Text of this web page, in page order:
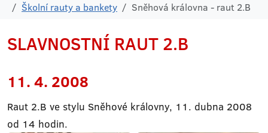
Školní rauty a bankety
Sněhová královna - raut 2.B
SLAVNOSTNÍ RAUT 2.B
11. 4. 2008
Raut 2.B ve stylu Sněhové královny, 11. dubna 2008
od 14 hodin.